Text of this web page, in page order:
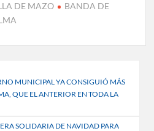
DE MAZO
BANDA DE
MUNICIPAL YA CONSIGUIÓ MÁS
QUE EL ANTERIOR EN TODA LA
SOLIDARIA DE NAVIDAD PARA